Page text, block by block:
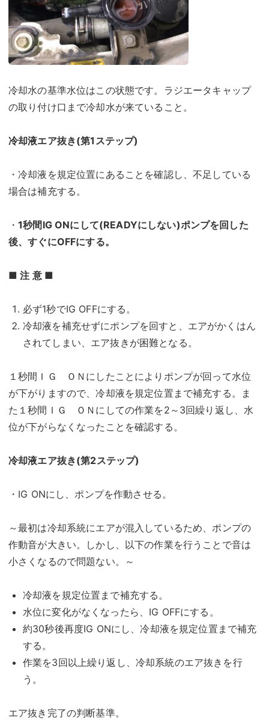
冷却水の基準水位はこの状態です。ラジエータキャップ
の取り付け口まで冷却水が来ていること。
冷却液エア抜き(第1ステップ)
・冷却液を規定位置にあることを確認し、不足している
場合は補充する。
・1秒間IG ONにして(READYにしない)ポンプを回した
後、すぐにOFFにする。
■ 注 意 ■
必ず1秒でIG OFFにする。
冷却液を補充せずにポンプを回すと、エアがかくはん
されてしまい、エア抜きが困難となる。
１秒間ＩＧ ＯＮにしたことによりポンプが回って水位
が下がりますので、冷却液を規定位置まで補充する。ま
た１秒間ＩＧ ＯＮにしての作業を2～3回繰り返し、水
位が下がらなくなったことを確認する。
冷却液エア抜き(第2ステップ)
・IG ONにし、ポンプを作動させる。
～最初は冷却系統にエアが混入しているため、ポンプの
作動音が大きい。しかし、以下の作業を行うことで音は
小さくなるので問題ない。～
冷却液を規定位置まで補充する。
水位に変化がなくなったら、IG OFFにする。
約30秒後再度IG ONにし、冷却液を規定位置まで補充
する。
作業を3回以上繰り返し、冷却系統のエア抜きを行
う。
エア抜き完了の判断基準。